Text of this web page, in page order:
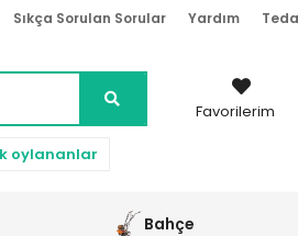
Sıkça Sorulan Sorular Yardım
oylananlar
Favorilerim
Bahçe